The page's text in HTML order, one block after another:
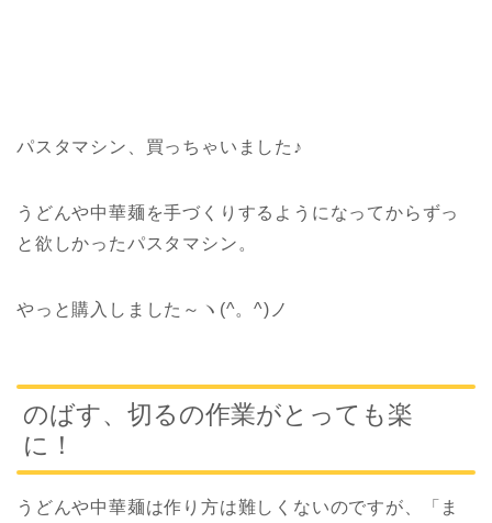
パスタマシン、買っちゃいました♪
うどんや中華麺を手づくりするようになってからずっ
と欲しかったパスタマシン。
やっと購入しました～ヽ(^。^)ノ
のばす、切るの作業がとっても楽
に！
うどんや中華麺は作り方は難しくないのですが、「ま